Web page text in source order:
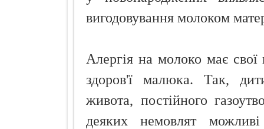
вигодовування молоком
Алергія на молоко має свої
здоров'ї малюка. Так,
живота, постійного
деяких немовлят